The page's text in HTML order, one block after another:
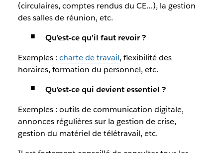
(circulaires, comptes rendus du CE…), la gestion
des salles de réunion, etc.
Qu’est-ce qu’il faut revoir ?
Exemples : charte de travail, flexibilité des
horaires, formation du personnel, etc.
Qu’est-ce qui devient essentiel ?
Exemples : outils de communication digitale,
annonces régulières sur la gestion de crise,
gestion du matériel de télétravail, etc.